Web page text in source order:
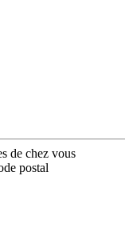
de chez vous
postal